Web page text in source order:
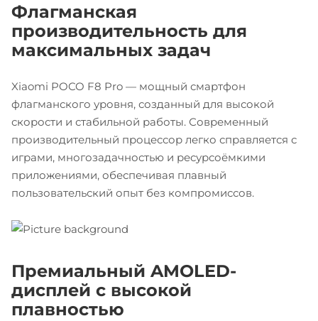
Флагманская
производительность для
максимальных задач
Xiaomi POCO F8 Pro — мощный смартфон
флагманского уровня, созданный для высокой
скорости и стабильной работы. Современный
производительный процессор легко справляется с
играми, многозадачностью и ресурсоёмкими
приложениями, обеспечивая плавный
пользовательский опыт без компромиссов.
Премиальный AMOLED-
дисплей с высокой
плавностью